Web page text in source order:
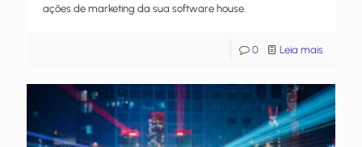
ações de marketing da sua software house.
0 Leia mais